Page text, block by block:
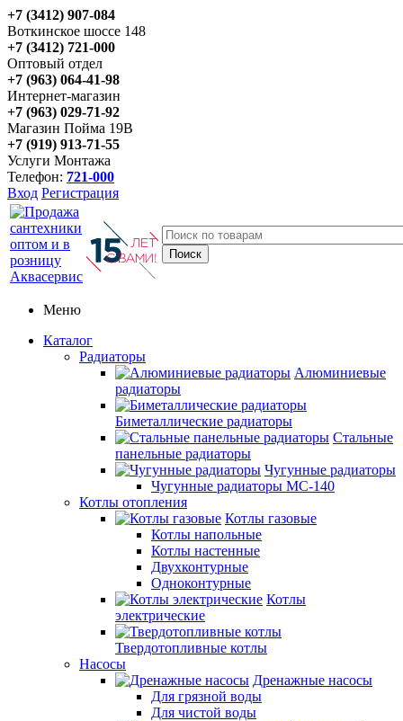
+7 (3412) 907-084
Воткинское шоссе 148
+7 (3412) 721-000
Оптовый отдел
+7 (963) 064-41-98
Интернет-магазин
+7 (963) 029-71-92
Магазин Пойма 19В
+7 (919) 913-71-55
Услуги Монтажа
Телефон: 721-000
Вход Регистрация
Меню
Каталог
Радиаторы
Алюминиевые
радиаторы
Биметаллические радиаторы
Стальные
панельные радиаторы
Чугунные радиаторы
Чугунные радиаторы МС-140
Котлы отопления
Котлы газовые
Котлы напольные
Котлы настенные
Двухконтурные
Одноконтурные
Котлы
электрические
Твердотопливные котлы
Насосы
Дренажные насосы
Для грязной воды
Для чистой воды